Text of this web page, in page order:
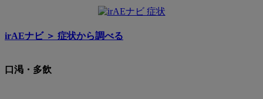
渇・
飲
irAEナビ ＞︎ 症状から調べる
口渇・多飲